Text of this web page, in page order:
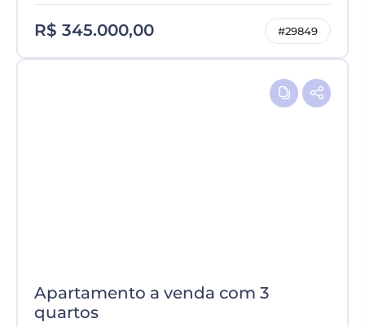
R$ 345.000,00 #29849
Apartamento a venda com 3
quartos